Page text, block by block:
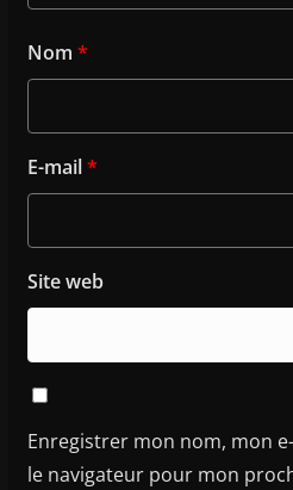
Nom *
E-mail*
Site web
Enregistrer mon nom, mon
le navigateur pour mon